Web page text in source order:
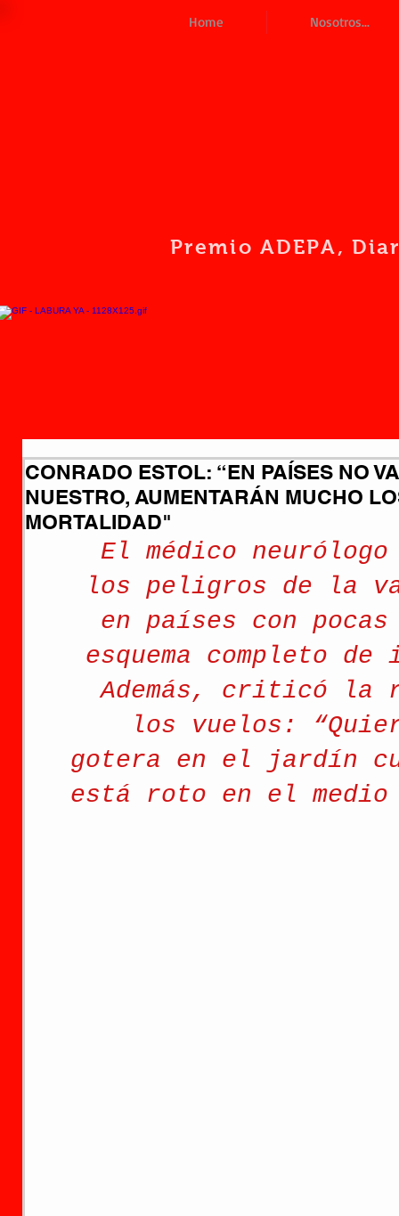
Home Nosotros...
Premio ADEPA,
CONRADO ESTOL: “EN PAÍSES NO
NUESTRO, AUMENTARÁN MUCHO
MORTALIDAD"
El médico
los peligros de la
en países con
esquema completo
Además, criticó
los vuelos:
gotera en el jardín
está roto en el